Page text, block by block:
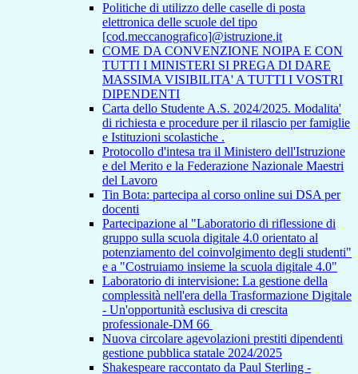
Politiche di utilizzo delle caselle di posta
elettronica delle scuole del tipo
[cod.meccanografico]@istruzione.it
COME DA CONVENZIONE NOIPA E CON
TUTTI I MINISTERI SI PREGA DI DARE
MASSIMA VISIBILITA' A TUTTI I VOSTRI
DIPENDENTI
Carta dello Studente A.S. 2024/2025. Modalita'
di richiesta e procedure per il rilascio per famiglie
e Istituzioni scolastiche .
Protocollo d'intesa tra il Ministero dell'Istruzione
e del Merito e la Federazione Nazionale Maestri
del Lavoro
Tin Bota: partecipa al corso online sui DSA per
docenti
Partecipazione al "Laboratorio di riflessione di
gruppo sulla scuola digitale 4.0 orientato al
potenziamento del coinvolgimento degli studenti"
e a "Costruiamo insieme la scuola digitale 4.0"
Laboratorio di intervisione: La gestione della
complessità nell'era della Trasformazione Digitale
- Un'opportunità esclusiva di crescita
professionale-DM 66
Nuova circolare agevolazioni prestiti dipendenti
gestione pubblica statale 2024/2025
Shakespeare raccontato da Paul Sterling -